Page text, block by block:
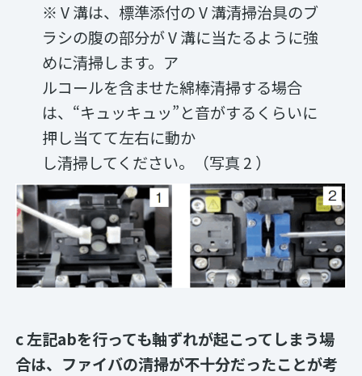
※ V 溝は、標準添付の V 溝清掃治具のブ
ラシの腹の部分が V 溝に当たるように強
めに清掃します。ア
ルコールを含ませた綿棒清掃する場合
は、“キュッキュッ”と音がするくらいに
押し当てて左右に動か
し清掃してください。（写真 2 ）
c 左記abを行っても軸ずれが起こってしまう場
合は、ファイバの清掃が不十分だったことが考